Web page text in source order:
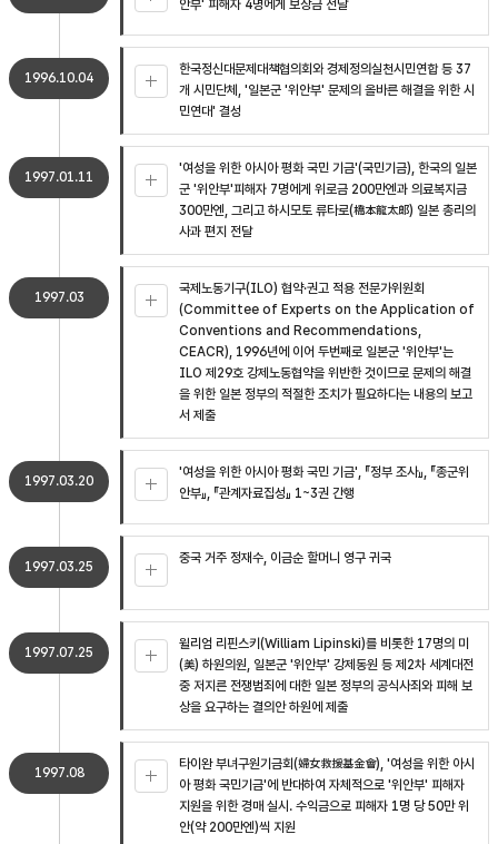
안부' 피해자 4명에게 보상금 전달
1996.10.04
한국정신대문제대책협의회와 경제정의실천시민연합 등 37
개 시민단체, '일본군 '위안부' 문제의 올바른 해결을 위한 시
민연대' 결성
1997.01.11
'여성을 위한 아시아 평화 국민 기금'(국민기금), 한국의 일본
군 '위안부'피해자 7명에게 위로금 200만엔과 의료복지금
300만엔, 그리고 하시모토 류타로(橋本龍太郞) 일본 총리의
사과 편지 전달
1997.03
국제노동기구(ILO) 협약·권고 적용 전문가위원회
(Committee of Experts on the Application of
Conventions and Recommendations,
CEACR), 1996년에 이어 두번째로 일본군 '위안부'는
ILO 제29호 강제노동협약을 위반한 것이므로 문제의 해결
을 위한 일본 정부의 적절한 조치가 필요하다는 내용의 보고
서 제출
1997.03.20
'여성을 위한 아시아 평화 국민 기금', 『정부 조사』, 『종군위
안부』, 『관계자료집성』 1~3권 간행
1997.03.25
중국 거주 정재수, 이금순 할머니 영구 귀국
1997.07.25
윌리엄 리핀스키(William Lipinski)를 비롯한 17명의 미
(美) 하원의원, 일본군 '위안부' 강제동원 등 제2차 세계대전
중 저지른 전쟁범죄에 대한 일본 정부의 공식사죄와 피해 보
상을 요구하는 결의안 하원에 제출
1997.08
타이완 부녀구원기금회(婦女救援基金會), '여성을 위한 아시
아 평화 국민기금'에 반대하여 자체적으로 '위안부' 피해자
지원을 위한 경매 실시. 수익금으로 피해자 1명 당 50만 위
안(약 200만엔)씩 지원